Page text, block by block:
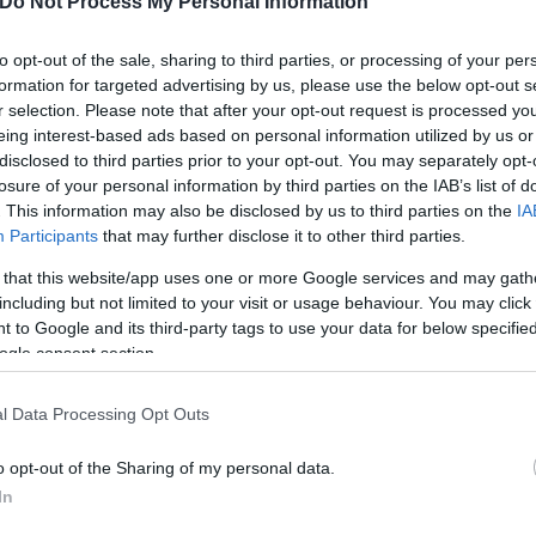
opt-out of the sale, sharing to third parties, or processing of your
for targeted advertising by us, please use the below opt-out
selection. Please note that after your opt-out request is processed
interest-based ads based on personal information utilized by us
to third parties prior to your opt-out. You may separately
of your personal information by third parties on the IAB’s list of
This information may also be disclosed by us to third parties on the
Participants that may further disclose it to other third parties.
that this website/app uses one or more Google services and may
but not limited to your visit or usage behaviour. You may
to Google and its third-party tags to use your data for below
consent section.
Data Processing Opt Outs
opt-out of the Sharing of my personal data.
να βγάλει την πολυπόθητη σέλφι.
γλίστρησε και έπεσε στον γκρεμό. Τη στιγμή
σε πευκάκι που έχει φυτρώσει στα